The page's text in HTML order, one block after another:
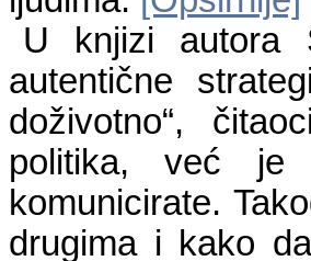
U knjizi autora
autentične
doživotno“,
politika, već je
komunicirate.
drugima i kako